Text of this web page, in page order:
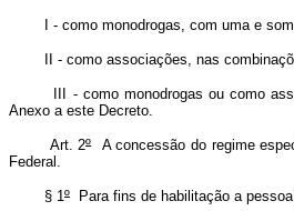
I - como monodrogas, com uma e
II - como associações, nas
III - como monodrogas ou como
Anexo a este Decreto.
Art. 2ºA concessão do regime
Federal.
§ 1º Para fins de habilitação a